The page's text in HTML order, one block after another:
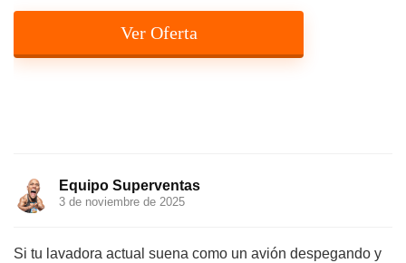
Ver Oferta
Equipo Superventas
3 de noviembre de 2025
Si tu lavadora actual suena como un avión despegando y